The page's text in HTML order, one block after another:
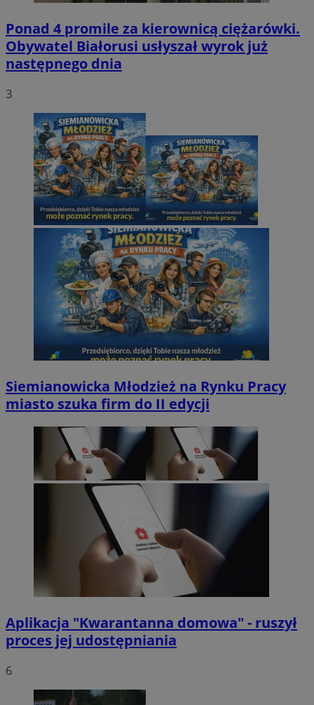
Ponad 4 promile za kierownicą ciężarówki.
Obywatel Białorusi usłyszał wyrok już
następnego dnia
3
Siemianowicka Młodzież na Rynku Pracy
miasto szuka firm do II edycji
Aplikacja "Kwarantanna domowa" - ruszył
proces jej udostępniania
6